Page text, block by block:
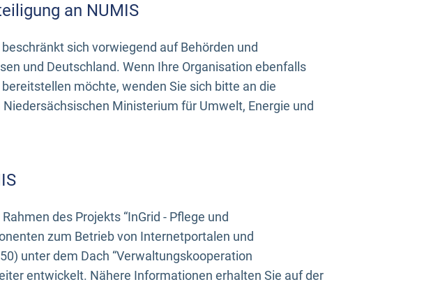
an NUMIS
sich vorwiegend auf Behörden und
und Deutschland. Wenn Ihre Organisation ebenfalls
möchte, wenden Sie sich bitte an die
Niedersächsischen Ministerium für Umwelt, Energie und
des Projekts “InGrid - Pflege und
zum Betrieb von Internetportalen und
unter dem Dach “Verwaltungskooperation
entwickelt. Nähere Informationen erhalten Sie auf der